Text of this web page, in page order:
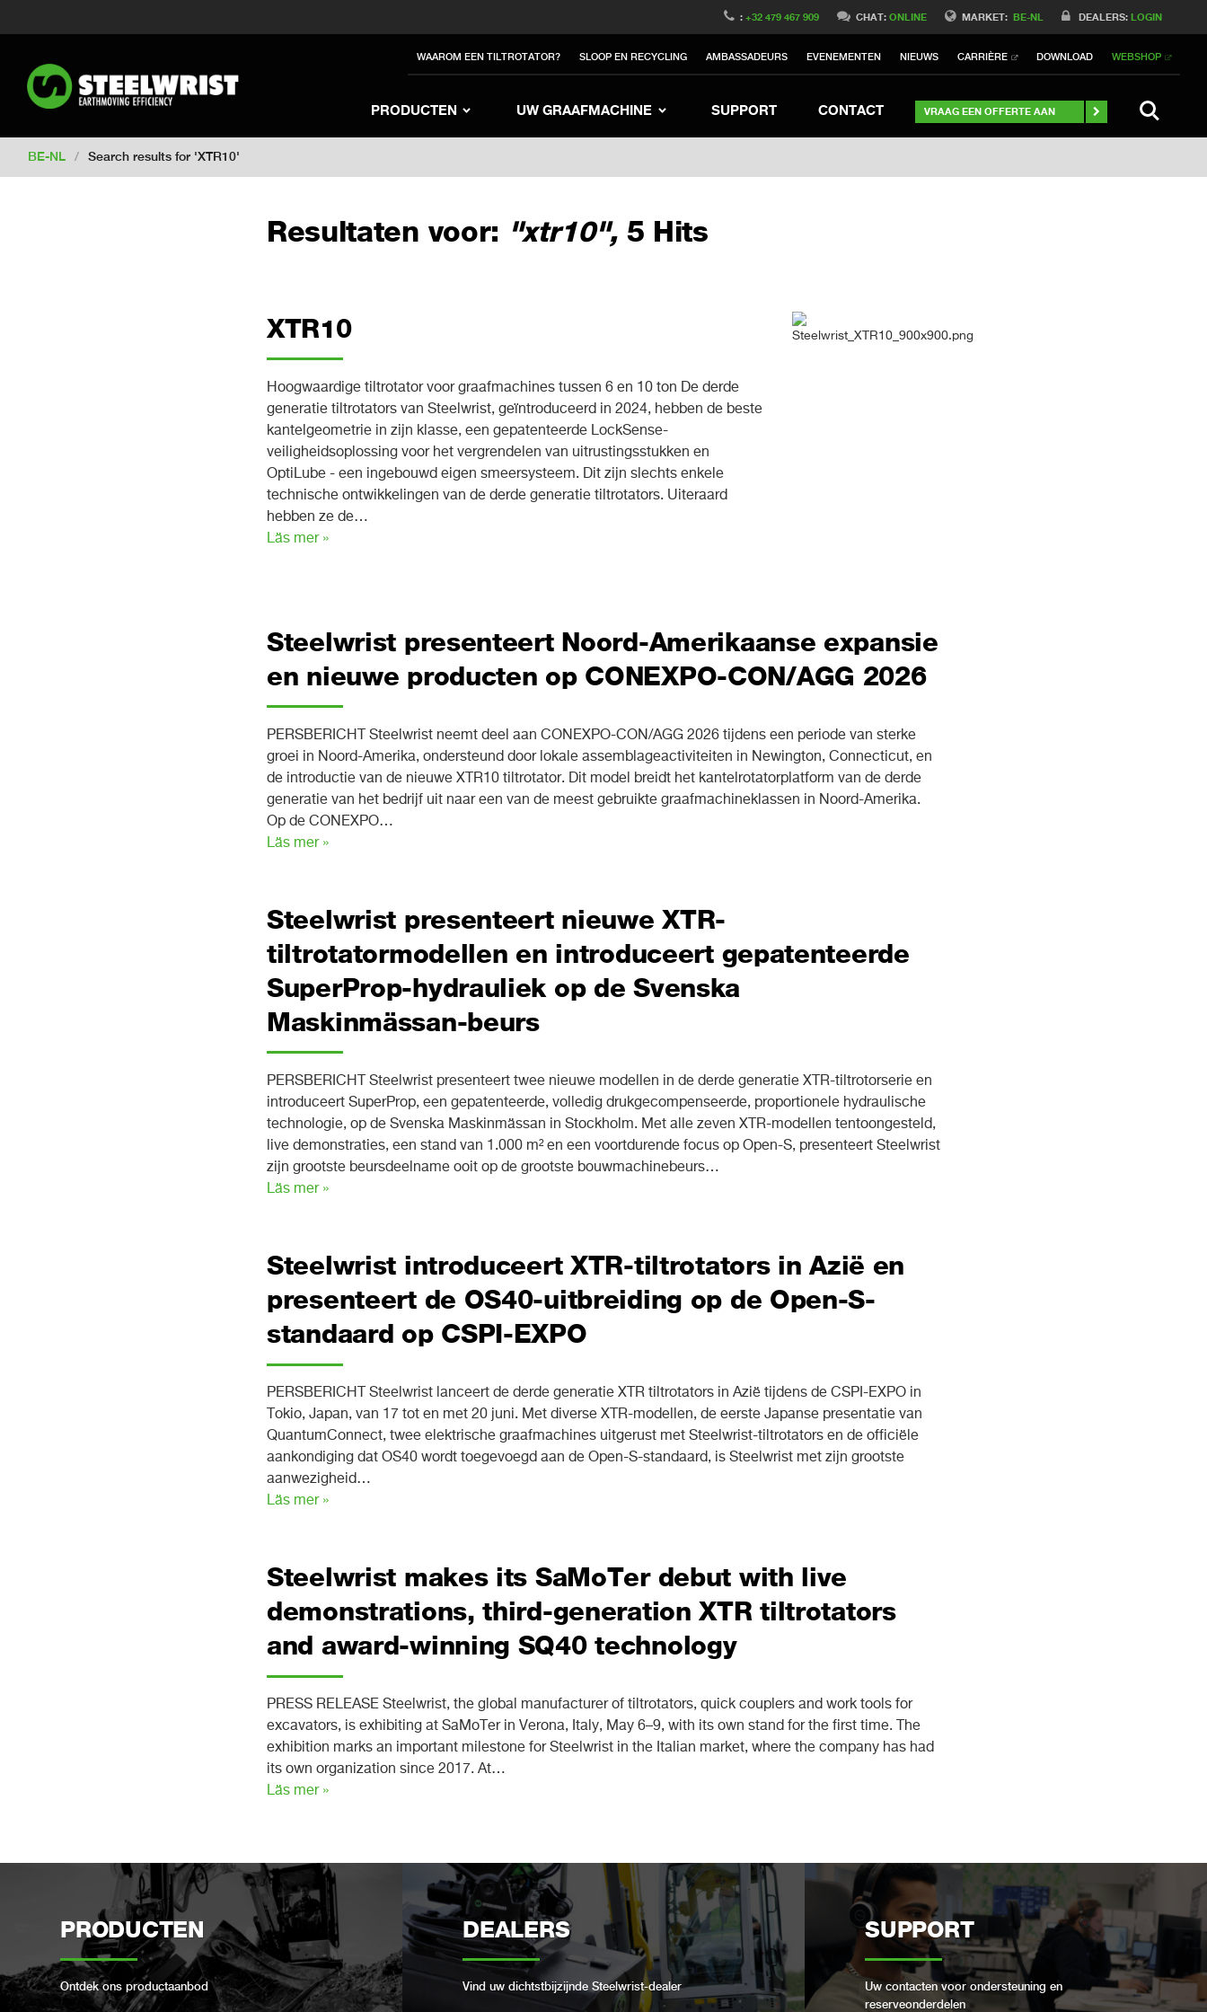
MARKET: BE-NL DEALERS: LOGIN
:+32 479 467 909 CHAT:ONLINE
WAAROM EEN TILTROTATOR? SLOOP EN RECYCLING AMBASSADEURS EVENEMENTEN NIEUWS CARRIÈRE DOWNLOAD WEBSHOP
PRODUCTEN UW GRAAFMACHINE SUPPORT CONTACT VRAAG EEN OFFERTE AAN
Switch to Belgique Switch to International
Switch to United Kingdom Switch to Sweden Switch to Poland Switch to Norway Switch to North America
Switch to Japan Switch to Italy Switch to Germany
Switch to France
BE-NL / Search results for 'XTR10'
Resultaten voor: "xtr10", 5 Hits
XTR10
Hoogwaardige tiltrotator voor graafmachines tussen 6 en 10 ton De derde
generatie tiltrotators van Steelwrist, geïntroduceerd in 2024, hebben de beste
kantelgeometrie in zijn klasse, een gepatenteerde LockSense-
veiligheidsoplossing voor het vergrendelen van uitrustingsstukken en
OptiLube - een ingebouwd eigen smeersysteem. Dit zijn slechts enkele
technische ontwikkelingen van de derde generatie tiltrotators. Uiteraard
hebben ze de…
Läs mer »
Steelwrist presenteert Noord-Amerikaanse expansie
en nieuwe producten op CONEXPO-CON/AGG 2026
PERSBERICHT Steelwrist neemt deel aan CONEXPO-CON/AGG 2026 tijdens een periode van sterke
groei in Noord-Amerika, ondersteund door lokale assemblageactiviteiten in Newington, Connecticut, en
de introductie van de nieuwe XTR10 tiltrotator. Dit model breidt het kantelrotatorplatform van de derde
generatie van het bedrijf uit naar een van de meest gebruikte graafmachineklassen in Noord-Amerika.
Op de CONEXPO…
Läs mer »
Steelwrist presenteert nieuwe XTR-
tiltrotatormodellen en introduceert gepatenteerde
SuperProp-hydrauliek op de Svenska
Maskinmässan-beurs
PERSBERICHT Steelwrist presenteert twee nieuwe modellen in de derde generatie XTR-tiltrotorserie en
introduceert SuperProp, een gepatenteerde, volledig drukgecompenseerde, proportionele hydraulische
technologie, op de Svenska Maskinmässan in Stockholm. Met alle zeven XTR-modellen tentoongesteld,
live demonstraties, een stand van 1.000 m² en een voortdurende focus op Open-S, presenteert Steelwrist
zijn grootste beursdeelname ooit op de grootste bouwmachinebeurs…
Läs mer »
Steelwrist introduceert XTR-tiltrotators in Azië en
presenteert de OS40-uitbreiding op de Open-S-
standaard op CSPI-EXPO
PERSBERICHT Steelwrist lanceert de derde generatie XTR tiltrotators in Azië tijdens de CSPI-EXPO in
Tokio, Japan, van 17 tot en met 20 juni. Met diverse XTR-modellen, de eerste Japanse presentatie van
QuantumConnect, twee elektrische graafmachines uitgerust met Steelwrist-tiltrotators en de officiële
aankondiging dat OS40 wordt toegevoegd aan de Open-S-standaard, is Steelwrist met zijn grootste
aanwezigheid…
Läs mer »
Steelwrist makes its SaMoTer debut with live
demonstrations, third-generation XTR tiltrotators
and award-winning SQ40 technology
PRESS RELEASE Steelwrist, the global manufacturer of tiltrotators, quick couplers and work tools for
excavators, is exhibiting at SaMoTer in Verona, Italy, May 6–9, with its own stand for the first time. The
exhibition marks an important milestone for Steelwrist in the Italian market, where the company has had
its own organization since 2017. At…
Läs mer »
PRODUCTEN
Ontdek ons ​​productaanbod
DEALERS
Vind uw dichtstbijzijnde Steelwrist-dealer
SUPPORT
Uw contacten voor ondersteuning en
reserveonderdelen